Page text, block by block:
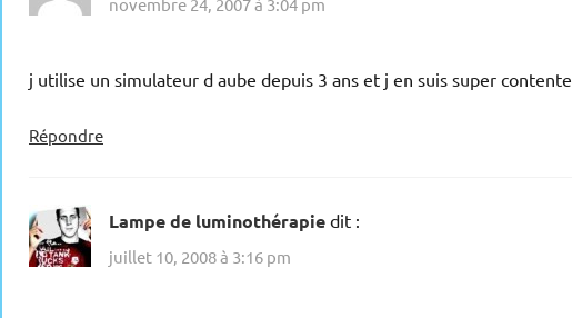
novembre 24, 2007 à 3:04 pm
j utilise un simulateur d aube depuis 3 ans et j en suis super contente
Répondre
Lampe de luminothérapie dit :
juillet 10, 2008 à 3:16 pm